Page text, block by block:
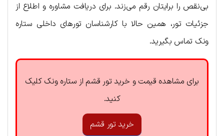
بی‌نقص را برایتان رقم می‌زند. برای دریافت مشاوره و اطلاع از
جزئیات تور، همین حالا با کارشناسان تورهای داخلی ستاره
ونک تماس بگیرید.
برای مشاهده قیمت و خرید تور قشم از ستاره ونک کلیک
کنید.
خرید تور قشم